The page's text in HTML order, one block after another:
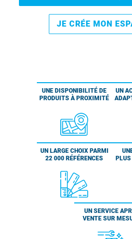
JE CRÉE MON
UNE DISPONIBILITÉ DE
PRODUITS À PROXIMITÉ
UN
UN LARGE CHOIX PARMI
22 000 RÉFÉRENCES
UN SERVICE
VENTE SUR